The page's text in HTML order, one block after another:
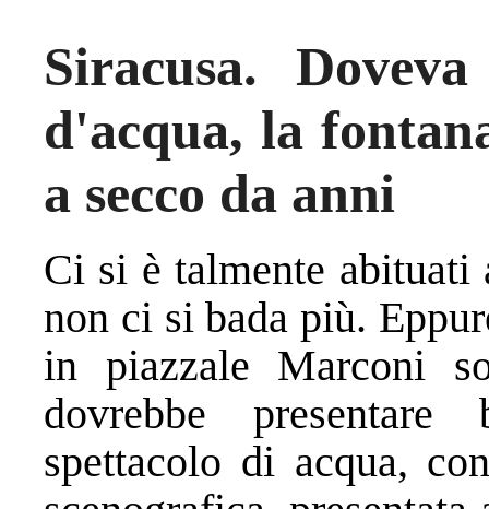
Siracusa.
d'acqua, la
a secco da anni
Ci si è talmente abituati
non ci si bada più.
in piazzale Marconi
dovrebbe
spettacolo di acqua,